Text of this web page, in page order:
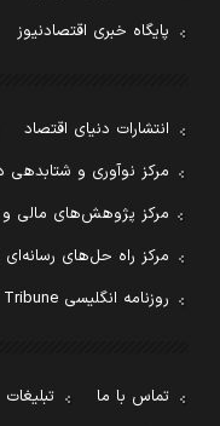
پایگاه خبری اقتصادنیوز
انتشارات دنیای اقتصاد
مرکز نوآوری و شتابدهی
مرکز پژوهش‌های مالی و
مرکز راه حل‌های رسانه‌ای
روزنامه انگلیسی Financial Tribune
تماس با ما تبلیغات